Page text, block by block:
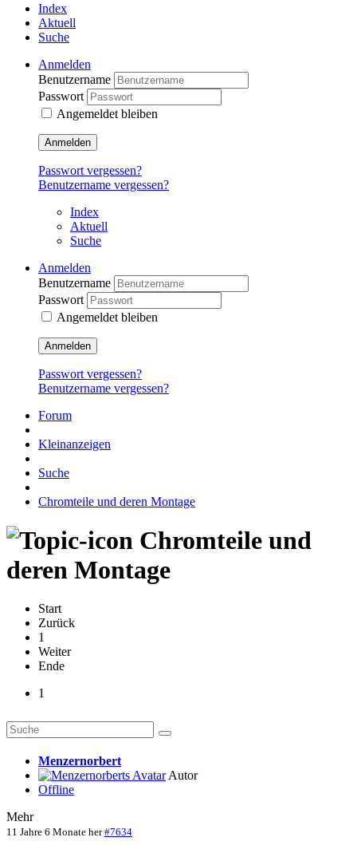
Index
Aktuell
Suche
Anmelden
Benutzername
Passwort
Angemeldet bleiben
Anmelden
Passwort vergessen?
Benutzername vergessen?
Index
Aktuell
Suche
Anmelden
Benutzername
Passwort
Angemeldet bleiben
Anmelden
Passwort vergessen?
Benutzername vergessen?
Forum
Kleinanzeigen
Suche
Chromteile und deren Montage
Chromteile und
deren Montage
Start
Zurück
1
Weiter
Ende
1
Menzernorbert
Autor
Offline
Mehr
11 Jahre 6 Monate her #7634